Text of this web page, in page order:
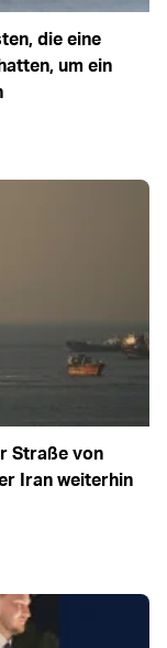
die eine
um ein
Straße von
Iran weiterhin